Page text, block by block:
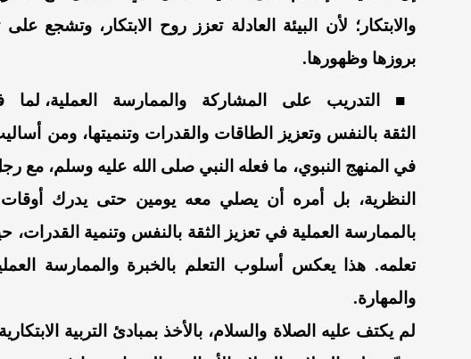
والابتكار ؛ لأن البيئة العادلة تعزز روح الابتكار ، وتشجع على
بروزها وظهورها.
■ التدريب على المشاركة والممارسة العملية، لما
الثقة بالنفس وتعزيز الطاقات والقدرات وتنميتها،ومن
في المنهج النبوي، ما فعله النبيصلى الله عليه وسلم، مع
النظرية، بل
أمره أن يصلي معه يومين حتى يدرك
بالممارسة العمليةفي تعزيز الثقة بالنفس وتنمية
تعلمه. هذا يعكس أسلوب التعلم بالخبرة والممارسة
والمهارة.
لم يكتف عليه الصلاة والسلام، بالأخذ بمبادئ التربية